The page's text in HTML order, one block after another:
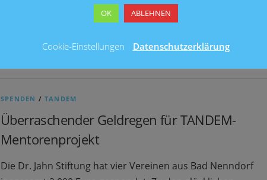
Gleich zwei Gründe zum Feiern: nun beteiligen sich 100
Ehrenamtliche am Mentoren-Projekt. Zusätzlich ist die 100.
SPENDEN /TANDEM
Überraschender Geldregen für TANDEM-
Mentorenprojekt
Die Dr. Jahn Stiftung hat vier Vereinen aus Bad Nenndorf
OK ABLEHNEN
Cookie-Einstellungen Datenschutzerklärung